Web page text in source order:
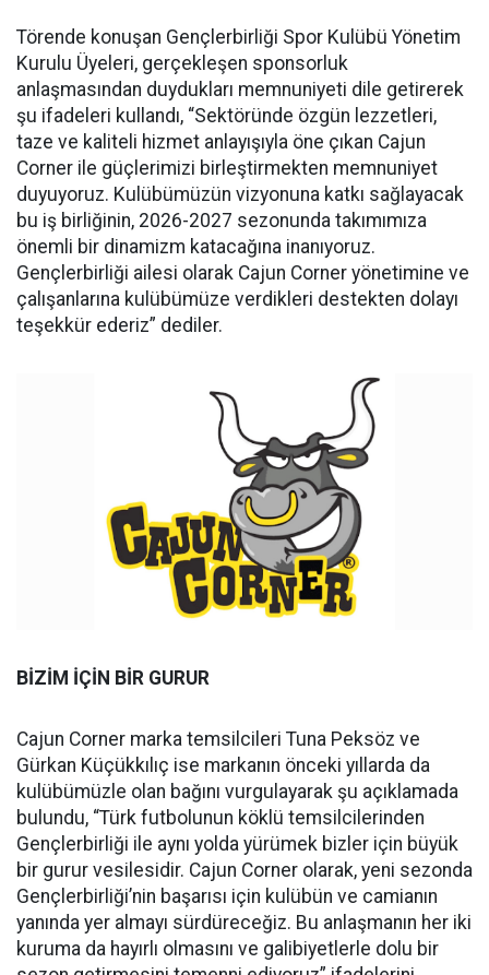
Törende konuşan Gençlerbirliği Spor Kulübü Yönetim
Kurulu Üyeleri, gerçekleşen sponsorluk
anlaşmasından duydukları memnuniyeti dile getirerek
şu ifadeleri kullandı, “Sektöründe özgün lezzetleri,
taze ve kaliteli hizmet anlayışıyla öne çıkan Cajun
Corner ile güçlerimizi birleştirmekten memnuniyet
duyuyoruz. Kulübümüzün vizyonuna katkı sağlayacak
bu iş birliğinin, 2026-2027 sezonunda takımımıza
önemli bir dinamizm katacağına inanıyoruz.
Gençlerbirliği ailesi olarak Cajun Corner yönetimine ve
çalışanlarına kulübümüze verdikleri destekten dolayı
teşekkür ederiz” dediler.
BİZİM İÇİN BİR GURUR
Cajun Corner marka temsilcileri Tuna Peksöz ve
Gürkan Küçükkılıç ise markanın önceki yıllarda da
kulübümüzle olan bağını vurgulayarak şu açıklamada
bulundu, “Türk futbolunun köklü temsilcilerinden
Gençlerbirliği ile aynı yolda yürümek bizler için büyük
bir gurur vesilesidir. Cajun Corner olarak, yeni sezonda
Gençlerbirliği’nin başarısı için kulübün ve camianın
yanında yer almayı sürdüreceğiz. Bu anlaşmanın her iki
kuruma da hayırlı olmasını ve galibiyetlerle dolu bir